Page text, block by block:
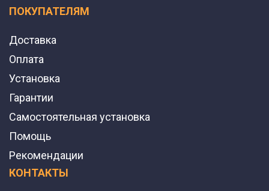
ПОКУПАТЕЛЯМ
Доставка
Оплата
Установка
Гарантии
Самостоятельная установка
Помощь
Рекомендации
КОНТАКТЫ